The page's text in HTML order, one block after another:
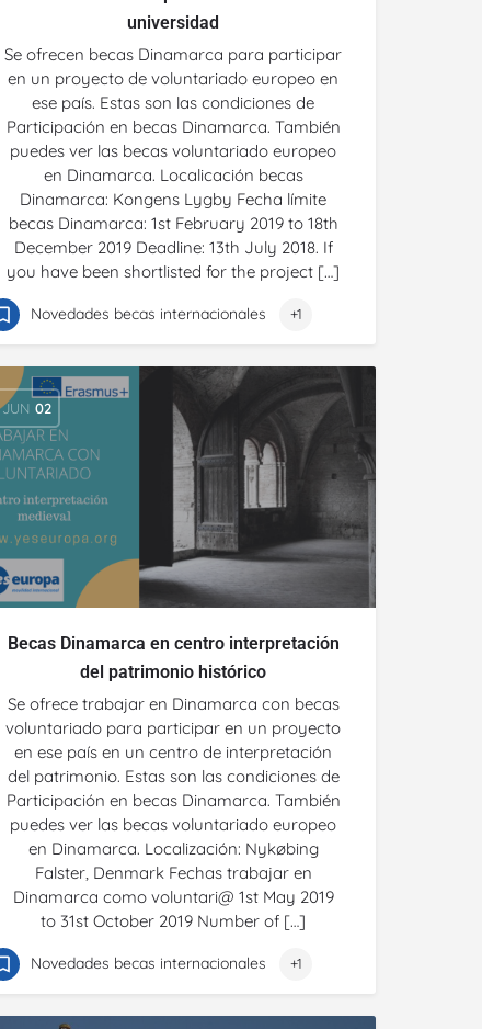
universidad
Se ofrecen becas Dinamarca para participar
en un proyecto de voluntariado europeo en
ese país. Estas son las condiciones de
Participación en becas Dinamarca. También
puedes ver las becas voluntariado europeo
en Dinamarca. Localicación becas
Dinamarca: Kongens Lygby Fecha límite
becas Dinamarca: 1st February 2019 to 18th
December 2019 Deadline: 13th July 2018. If
you have been shortlisted for the project […]
Novedades becas internacionales +1
JUN 02
Becas Dinamarca en centro interpretación
del patrimonio histórico
Se ofrece trabajar en Dinamarca con becas
voluntariado para participar en un proyecto
en ese país en un centro de interpretación
del patrimonio. Estas son las condiciones de
Participación en becas Dinamarca. También
puedes ver las becas voluntariado europeo
en Dinamarca. Localización: Nykøbing
Falster, Denmark Fechas trabajar en
Dinamarca como voluntari@ 1st May 2019
to 31st October 2019 Number of […]
Novedades becas internacionales +1